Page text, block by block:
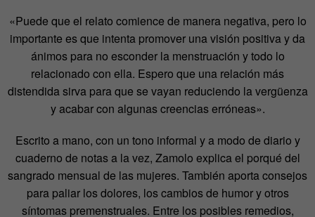
«Puede que el relato comience de manera negativa, pero lo
importante es que intenta promover una visión positiva y da
ánimos para no esconder la menstruación y todo lo
relacionado con ella. Espero que una relación más
distendida sirva para que se vayan reduciendo la vergüenza
y acabar con algunas creencias erróneas».
Escrito a mano, con un tono informal y a modo de diario y
cuaderno de notas a la vez, Zamolo explica el porqué del
sangrado mensual de las mujeres. También aporta consejos
para paliar los dolores, los cambios de humor y otros
síntomas premenstruales. Entre los posibles remedios,